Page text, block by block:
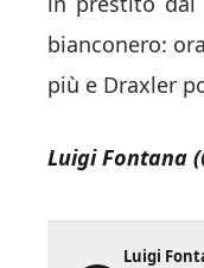
bianconero:
più e Draxler
Luigi Fontana
Luigi